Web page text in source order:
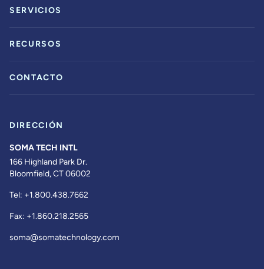
SERVICIOS
RECURSOS
CONTACTO
DIRECCIÓN
SOMA TECH INTL
166 Highland Park Dr.
Bloomfield, CT 06002
Tel: +1.800.438.7662
Fax: +1.860.218.2565
soma@somatechnology.com